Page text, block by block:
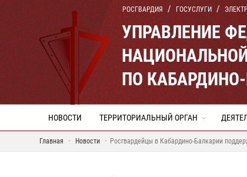
РОСГВАРДИЯ ГОСУСЛУГИ
УПРАВЛЕНИЕ
ПО
НОВОСТИ ТЕРРИТОРИАЛЬНЫЙ ОРГАН
Главная Новости Росгвардейцы в Кабардино-Балкарии